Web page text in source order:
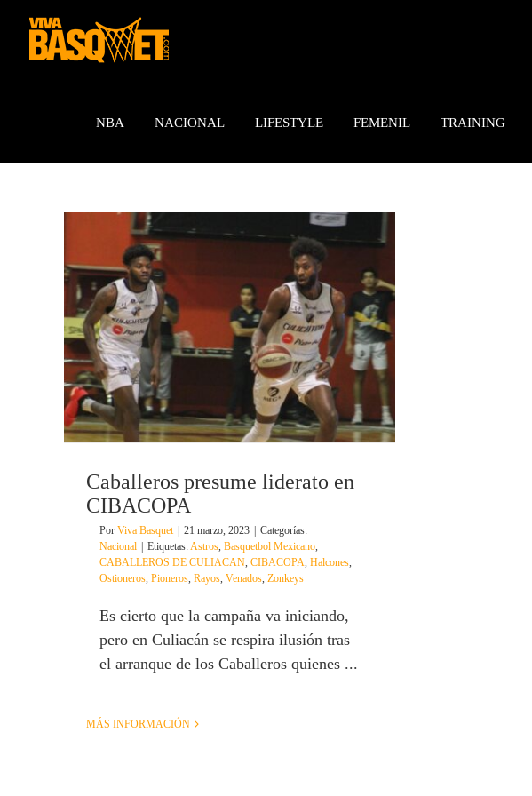
contenido
NBA NACIONAL LIFESTYLE FEMENIL TRAINING
Caballeros presume liderato en
CIBACOPA
Por Viva Basquet 21 marzo, 2023
Categorías:
Nacional
Etiquetas:Astros, Basquetbol Mexicano,
CABALLEROS DE CULIACAN, CIBACOPA, Halcones,
Ostioneros, Pioneros, Rayos, Venados, Zonkeys
Es cierto que la campaña va iniciando,
pero en Culiacán se respira ilusión tras
el arranque de los Caballeros quienes ...
MÁS INFORMACIÓN